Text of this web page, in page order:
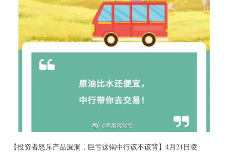
【投资者怒斥产品漏洞，巨亏这锅中行该不该背】4月21日凌